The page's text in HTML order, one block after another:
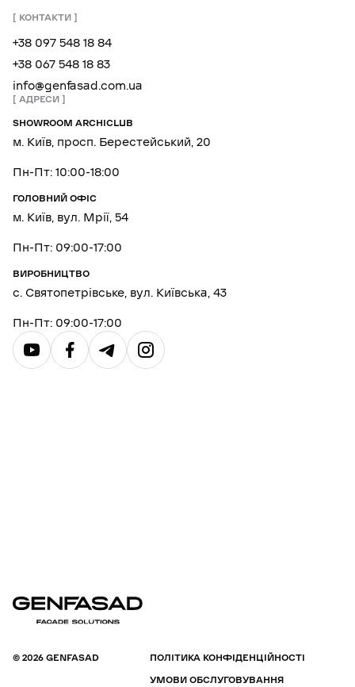
КОНТАКТИ
+38 097 548 18 84
+38 067 548 18 83
info@genfasad.com.ua
АДРЕСИ
SHOWROOM ARCHICLUB
м. Київ, просп. Берестейський, 20
Пн-Пт: 10:00-18:00
ГОЛОВНИЙ ОФІС
м. Київ, вул. Мрії, 54
Пн-Пт: 09:00-17:00
ВИРОБНИЦТВО
с. Святопетрівське, вул. Київська, 43
Пн-Пт: 09:00-17:00
© 2026 GENFASAD
ПОЛІТИКА КОНФІДЕНЦІЙНОСТІ
УМОВИ ОБСЛУГОВУВАННЯ